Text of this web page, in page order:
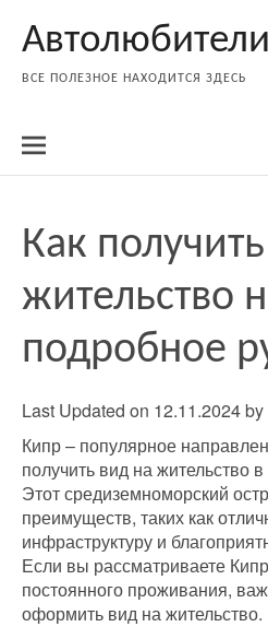
content
Автолюбители
ВСЕ ПОЛЕЗНОЕ НАХОДИТСЯ ЗДЕСЬ
Как
жительство
подробное
Last Updated on 12.11.2024 by
Кипр – популярное
получить вид на жительство
Этот средиземноморский
преимуществ, таких как
инфраструктуру и
Если вы рассматриваете
постоянного проживания,
оформить вид на жительство.